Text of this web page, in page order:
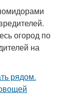
огород по
на